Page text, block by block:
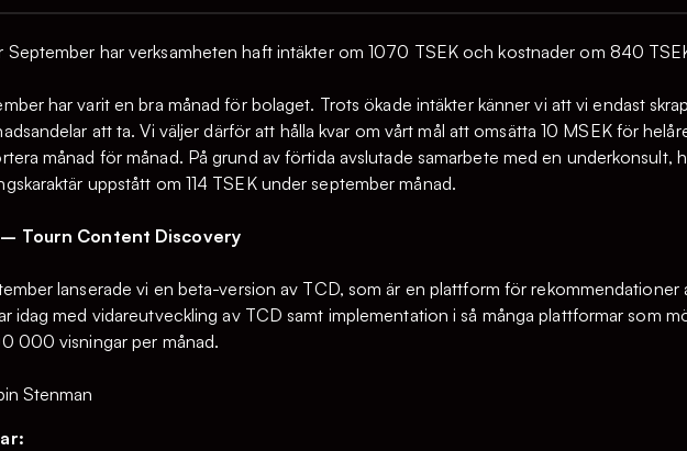
September har verksamheten haft intäkter om 1070 TSEK och kostnader om 840
har varit en bra månad för bolaget. Trots ökade intäkter känner vi att vi endast
att ta. Vi väljer därför att hålla kvar om vårt mål att omsätta 10 MSEK för
månad för månad. På grund av förtida avslutade samarbete med en underkonsult,
uppstått om 114 TSEK under september månad.
– Tourn Content Discovery
lanserade vi en beta-version av TCD, som är en plattform för rekommendationer
idag med vidareutveckling av TCD samt implementation i så många plattformar som
000 visningar per månad.
Stenman